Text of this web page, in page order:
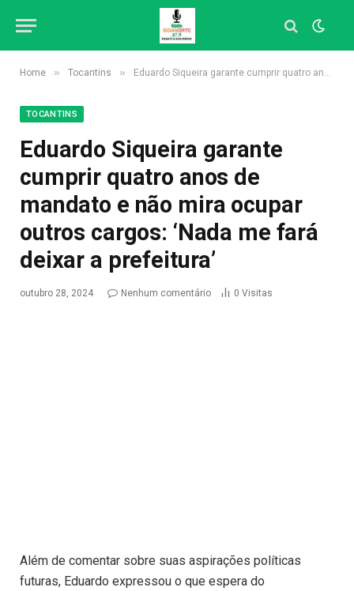
Home » Tocantins » Eduardo Siqueira garante cumprir quatro anos de mandato e não mira ocupar outros cargos: ‘Nada me fará deixar a prefeitura’
TOCANTINS
Eduardo Siqueira garante
cumprir quatro anos de
mandato e não mira ocupar
outros cargos: ‘Nada me fará
deixar a prefeitura’
outubro 28, 2024 Nenhum comentário 0 Visitas
Além de comentar sobre suas aspirações políticas
futuras, Eduardo expressou o que espera do